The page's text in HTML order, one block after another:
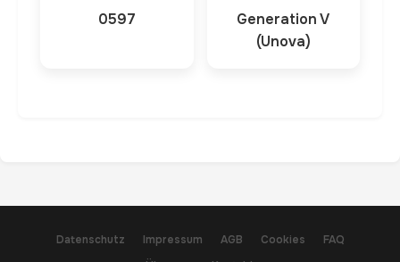
0597
Generation V
(Unova)
Datenschutz Impressum AGB Cookies
FAQ